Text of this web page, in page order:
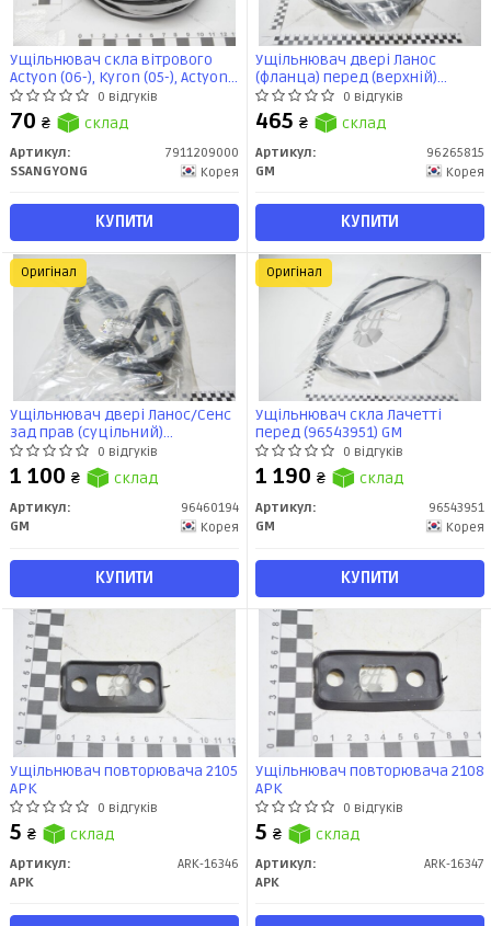
Ущільнювач скла вітрового
Actyon (06-), Kyron (05-), Actyon
Sports (06-), Actyon Sports (12-)
(7911209000) SsangYong
0 відгуків
70 ₴ склад
Артикул:
7911209000
SSANGYONG
Корея
КУПИТИ
Ущільнювач двері Ланос
(фланца) перед (верхній)
(96265815) GM0 відгуків
465 ₴ склад
Артикул:
96265815
GM
Корея
КУПИТИ
Ущільнювач двері Ланос/Сенс
зад прав (суцільний)
(96460194) GM0 відгуків
1 100 ₴ склад
Артикул:
96460194
GM
Корея
КУПИТИ
Оригінал
Ущільнювач скла Лачетті
перед (96543951) GM
0 відгуків
1 190 ₴ склад
Артикул:
96543951
GM
Корея
КУПИТИ
Оригінал
Ущільнювач повторювача 2105
АРК
0 відгуків
5 ₴ склад
Артикул:
ARK-16346
АРК
Ущільнювач повторювача 2108
АРК
0 відгуків
5 ₴ склад
Артикул:
ARK-16347
АРК